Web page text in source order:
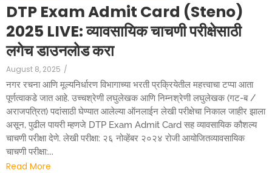
DTP Exam Admit Card (Steno)
2025 LIVE: व्यावसायिक चाचणी परीक्षेसाठी
लगेच डाउनलोड करा
August 8, 2025 /
नगर रचना आणि मूल्यनिर्धारण विभागाच्या भरती प्रक्रियेतील महत्त्वाचा टप्पा आता
पूर्णत्वाकडे जात आहे. उच्चश्रेणी लघुलेखक आणि निम्नश्रेणी लघुलेखक (गट-ब /
अराजपत्रित) पदांसाठी घेण्यात आलेल्या ऑनलाईन लेखी परीक्षेचा निकाल जाहीर झाला
असून, पुढील पायरी म्हणजे DTP Exam Admit Card सह व्यावसायिक कौशल्य
चाचणी परीक्षा देणे. लेखी परीक्षा: २६ नोव्हेंबर २०२४ रोजी आयोजितव्यावसायिक
चाचणी परीक्षा:...
Read More